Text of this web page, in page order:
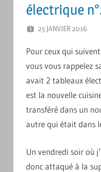
électrique
25 JANVIER 2016
Pour ceux qui
vous vous rappelez
avait 2 tableaux
est la nouvelle
transféré dans un
autre qui était dans
Un vendredi soir où
donc attaqué à la